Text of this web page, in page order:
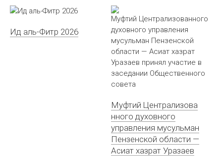
Ид аль-Фитр 2026
Муфтий Централизова
нного духовного
управления мусульман
Пензенской области —
Асиат хазрат Уразаев